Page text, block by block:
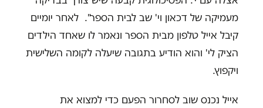
מעמיקה של דכאון וי' שב לבית הספר". לאחר יומיים
קיבל אייל טלפון מבית הספר ונאמר לו שאחד הילדים
הציק לי' והוא הודיע בתגובה שיעלה לקומה השלישית
ויקפוץ.
אייל נכנס שוב לסחרור הפעם כדי למצוא את